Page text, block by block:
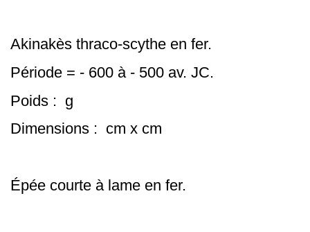
Akinakès thraco-scythe en fer.
Période = - 600 à - 500 av. JC.
Poids : g
Dimensions : cm x cm
Épée courte à lame en fer.